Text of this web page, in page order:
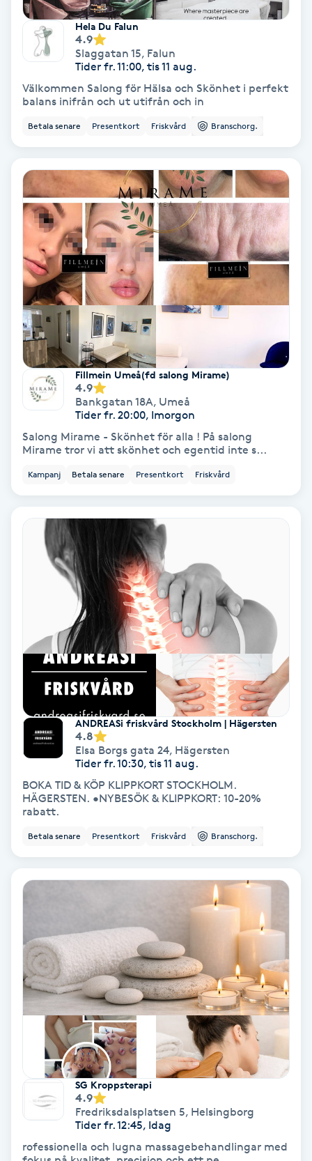
Taktil massage
Tandblekning
Tandläkare
Tatuering
Tatueringsborttagning
Terapi
Thaimassage
Toning
Torr hårbotten
Torrborstning
Triggerpunktsmassage
Träning
Tvätt & Fön
Vampyrbehandling
Vaxning
Vaxning brasiliansk
Veterinär
Vibrationsmassage
Yin Yoga
Yoga
Yoga Nidra
Yogamassage
Hela Du Falun
4.9
Slaggatan 15, Falun
Tider fr. 11:00, tis 11 aug.
Välkommen Salong för Hälsa och Skönhet i perfekt
balans inifrån och ut utifrån och in
Betala senare Presentkort Friskvård Branschorg.
Fillmein Umeå(fd salong Mirame)
4.9
Bankgatan 18A, Umeå
Tider fr. 20:00, Imorgon
Salong Mirame - Skönhet för alla ! På salong
Mirame tror vi att skönhet och egentid inte s...
Kampanj Betala senare Presentkort Friskvård
ANDREASi friskvård Stockholm | Hägersten
4.8
Elsa Borgs gata 24, Hägersten
Tider fr. 10:30, tis 11 aug.
BOKA TID & KÖP KLIPPKORT STOCKHOLM.
HÄGERSTEN. •NYBESÖK & KLIPPKORT: 10-20%
rabatt.
Betala senare Presentkort Friskvård Branschorg.
SG Kroppsterapi
4.9
Fredriksdalsplatsen 5, Helsingborg
Tider fr. 12:45, Idag
rofessionella och lugna massagebehandlingar med